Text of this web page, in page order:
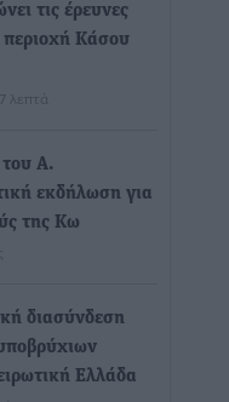
τις έρευνες
Κάσου
λεπτά
του Α.
εκδήλωση για
της Κω
διασύνδεση
Ελλάδα